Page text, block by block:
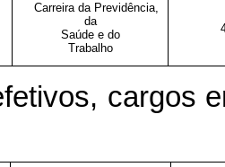
Carreira da Previdência,
da
Saúde e do
Trabalho
cargos